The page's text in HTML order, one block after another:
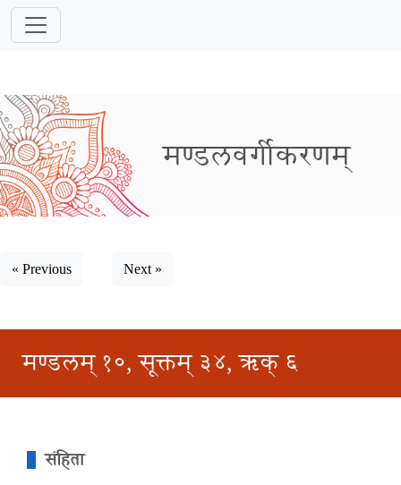
मण्डलवर्गीकरणम्
« Previous Next »
मण्डलम् १०, सूक्तम् ३४, ऋक् ६
संहिता